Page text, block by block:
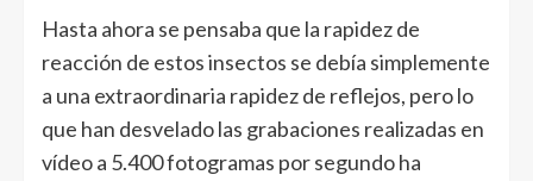
Hasta ahora se pensaba que la rapidez de
reacción de estos insectos se debía simplemente
a una extraordinaria rapidez de reflejos, pero lo
que han desvelado las grabaciones realizadas en
vídeo a 5.400 fotogramas por segundo ha